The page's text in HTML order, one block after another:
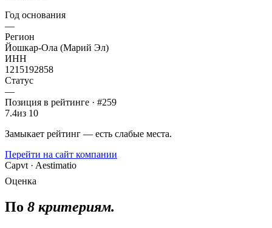
Год основания
—
Регион
Йошкар-Ола (Марий Эл)
ИНН
1215192858
Статус
—
Позиция в рейтинге · #259
7.4из 10
Замыкает рейтинг — есть слабые места.
Перейти на сайт компании
Capvt · Aestimatio
Оценка
По 8 критериям.